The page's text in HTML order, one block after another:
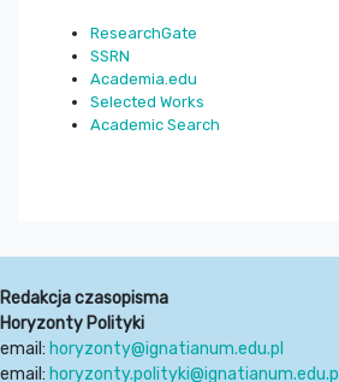
ResearchGate
SSRN
Academia.edu
Selected Works
Academic Search
Redakcja czasopisma
Horyzonty Polityki
email: horyzonty@ignatianum.edu.pl
email: horyzonty.polityki@ignatianum.edu.pl